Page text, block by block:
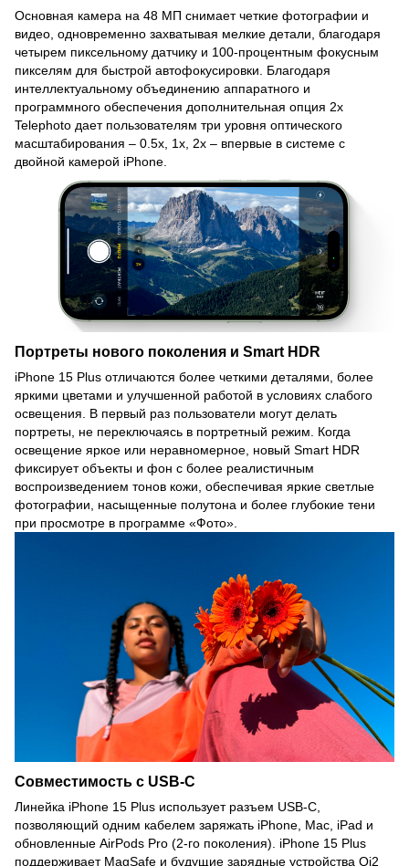
Основная камера на 48 МП снимает четкие фотографии и
видео, одновременно захватывая мелкие детали, благодаря
четырем пиксельному датчику и 100-процентным фокусным
пикселям для быстрой автофокусировки. Благодаря
интеллектуальному объединению аппаратного и
программного обеспечения дополнительная опция 2x
Telephoto дает пользователям три уровня оптического
масштабирования – 0.5x, 1x, 2x – впервые в системе с
двойной камерой iPhone.
Портреты нового поколения и Smart HDR
iPhone 15 Plus отличаются более четкими деталями, более
яркими цветами и улучшенной работой в условиях слабого
освещения. В первый раз пользователи могут делать
портреты, не переключаясь в портретный режим. Когда
освещение яркое или неравномерное, новый Smart HDR
фиксирует объекты и фон с более реалистичным
воспроизведением тонов кожи, обеспечивая яркие светлые
фотографии, насыщенные полутона и более глубокие тени
при просмотре в программе «Фото».
Совместимость с USB-C
Линейка iPhone 15 Plus использует разъем USB‑C,
позволяющий одним кабелем заряжать iPhone, Mac, iPad и
обновленные AirPods Pro (2-го поколения). iPhone 15 Plus
поддерживает MagSafe и будущие зарядные устройства Qi2